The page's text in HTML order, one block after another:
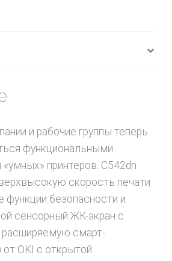
и рабочие группы теперь
функциональными
принтеров. C542dn
скорость печати
функции безопасности и
сенсорный ЖК-экран с
расширяемую смарт-
OKI с открытой